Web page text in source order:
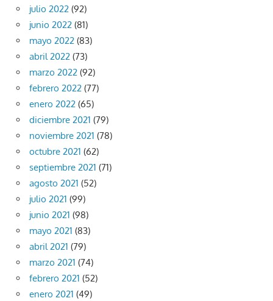
julio 2022 (92)
junio 2022 (81)
mayo 2022 (83)
abril 2022 (73)
marzo 2022 (92)
febrero 2022 (77)
enero 2022 (65)
diciembre 2021 (79)
noviembre 2021 (78)
octubre 2021 (62)
septiembre 2021 (71)
agosto 2021 (52)
julio 2021 (99)
junio 2021 (98)
mayo 2021 (83)
abril 2021 (79)
marzo 2021 (74)
febrero 2021 (52)
enero 2021 (49)